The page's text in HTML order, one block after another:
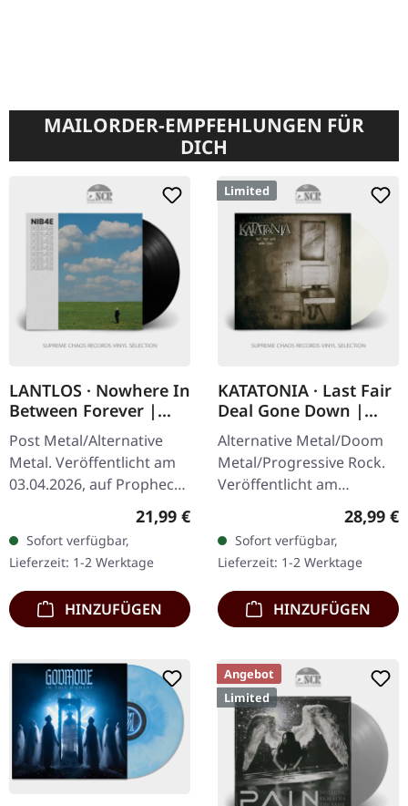
MAILORDER-EMPFEHLUNGEN FÜR
DICH
LANTLOS · Nowhere In
Between Forever |
BLACK LP
Post Metal/Alternative
Metal. Veröffentlicht am
03.04.2026, auf Prophecy
Productions. Schwarzes
Vinyl im Gatefold-Cover
mit Insert und
polyliniertem…
Regulärer Preis:
21,99 €
Sofort verfügbar,
Lieferzeit: 1-2 Werktage
HINZUFÜGEN
Limited
KATATONIA · Last Fair
Deal Gone Down |
CLEAR LP
Alternative Metal/Doom
Metal/Progressive Rock.
Veröffentlicht am
19.06.2026, auf Peaceville
Records. Klares Vinyl im
Standard-Cover. Plastic
Head…
28,99 €
Sofort verfügbar,
Lieferzeit: 1-2 Werktage
HINZUFÜGEN
Angebot
Limited